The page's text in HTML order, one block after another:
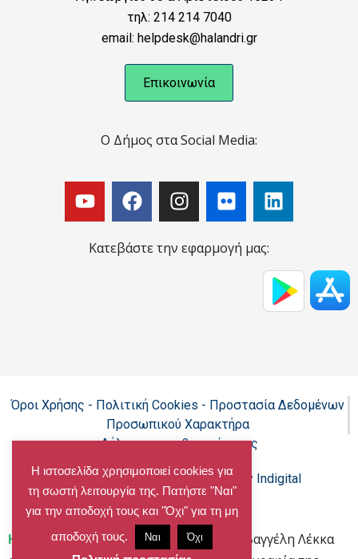
τηλ: 214 214 7040
email: helpdesk@halandri.gr
Επικοινωνία
Ο Δήμος στα Social Media:
Κατεβάστε την εφαρμογή μας:
Όροι Χρήσης - Πολιτική Cookies - Προστασία Δεδομένων
Προσωπικού Χαρακτήρα
Δήλωση προσβασιμότητας
Copyright@chalandri.grPowered by Indigital
Home »Προσφυγή του αντιδημάρχου Βαγγέλη Λέκκα
Η ιστοσελίδα χρησιμοποιεί cookies για
τη σωστή λειτουργία της. Πατήστε "Ναι"
για την αποδοχή τους και "Όχι" για τη μη
αποδοχή τους.
Ναι Όχι